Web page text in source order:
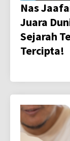
Nas
Juara
Sejarah
Tercipta!